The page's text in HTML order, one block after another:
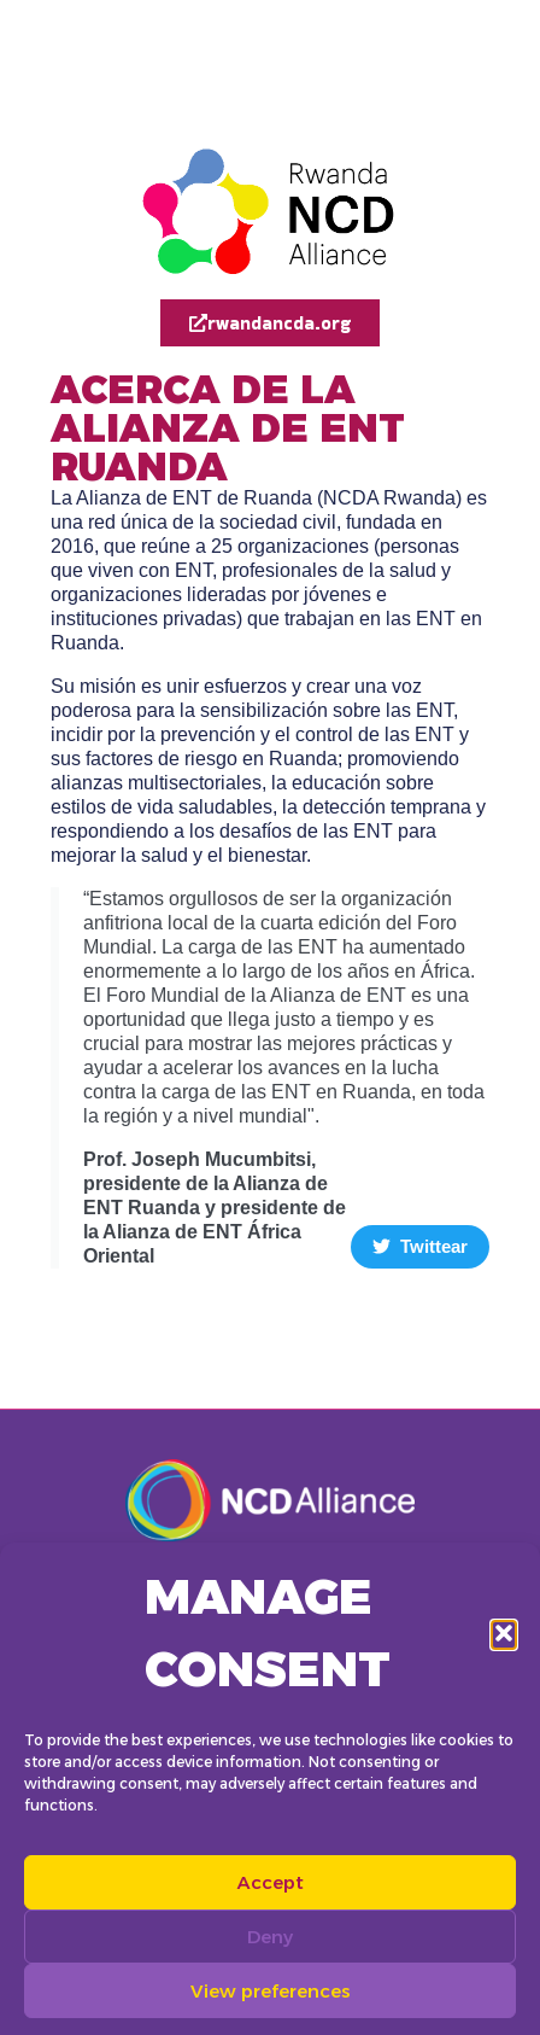
MANAGE
CONSENT
To provide the best experiences, we use technologies like cookies to
store and/or access device information. Not consenting or
withdrawing consent, may adversely affect certain features and
functions.
Accept
Deny
View preferences
rwandancda.org
ACERCA DE LA
ALIANZA DE ENT
RUANDA
La Alianza de ENT de Ruanda (NCDA Rwanda) es
una red única de la sociedad civil, fundada en
2016, que reúne a 25 organizaciones (personas
que viven con ENT, profesionales de la salud y
organizaciones lideradas por jóvenes e
instituciones privadas) que trabajan en las ENT en
Ruanda.
Su misión es unir esfuerzos y crear una voz
poderosa para la sensibilización sobre las ENT,
incidir por la prevención y el control de las ENT y
sus factores de riesgo en Ruanda; promoviendo
alianzas multisectoriales, la educación sobre
estilos de vida saludables, la detección temprana y
respondiendo a los desafíos de las ENT para
mejorar la salud y el bienestar.
“Estamos orgullosos de ser la organización
anfitriona local de la cuarta edición del Foro
Mundial. La carga de las ENT ha aumentado
enormemente a lo largo de los años en África.
El Foro Mundial de la Alianza de ENT es una
oportunidad que llega justo a tiempo y es
crucial para mostrar las mejores prácticas y
ayudar a acelerar los avances en la lucha
contra la carga de las ENT en Ruanda, en toda
la región y a nivel mundial".
Prof. Joseph Mucumbitsi,
presidente de la Alianza de
ENT Ruanda y presidente de
la Alianza de ENT África
Oriental
Twittear
KN8 Ave 27
Kigali • Ruanda
KG 2 Roundabout • Kigali, Ruanda